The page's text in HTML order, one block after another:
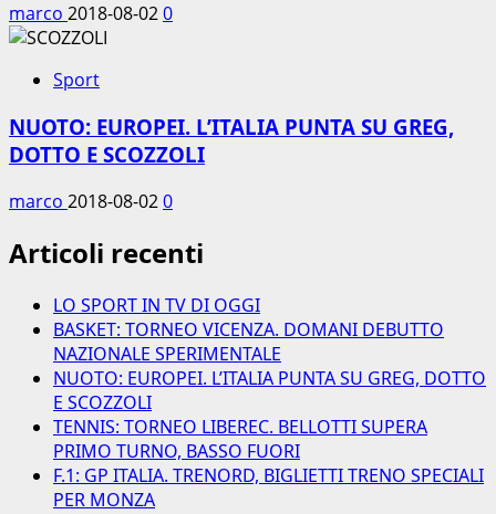
marco 2018-08-020
Sport
NUOTO: EUROPEI. L’ITALIA PUNTA SU GREG,
DOTTO E SCOZZOLI
marco 2018-08-020
Articoli recenti
LO SPORT IN TV DI OGGI
BASKET: TORNEO VICENZA. DOMANI DEBUTTO
NAZIONALE SPERIMENTALE
NUOTO: EUROPEI. L’ITALIA PUNTA SU GREG, DOTTO
E SCOZZOLI
TENNIS: TORNEO LIBEREC. BELLOTTI SUPERA
PRIMO TURNO, BASSO FUORI
F.1: GP ITALIA. TRENORD, BIGLIETTI TRENO SPECIALI
PER MONZA